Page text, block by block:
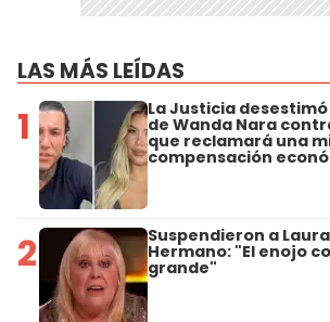
LAS MÁS LEÍDAS
1 La Justicia
de Wanda Nara
que reclamará una
compensación
2 Suspendieron a
Hermano: "El enojo
grande"